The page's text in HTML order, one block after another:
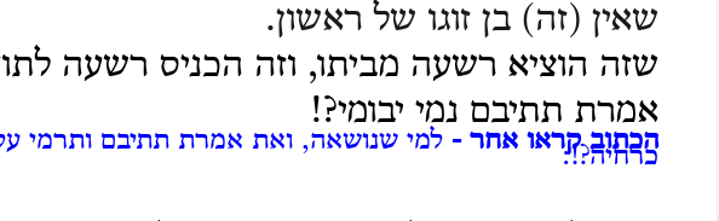
שאין (זה) בן זוגו של ראשון.
שזה הוציא רשעה מביתו, וזה הכניס רשעה
אמרת תתיבם נמי יבומי?!
הכתוב קראו אחר - למי שנושאה, ואת אמרת תתיבם ותרמי
כרחיה?!: